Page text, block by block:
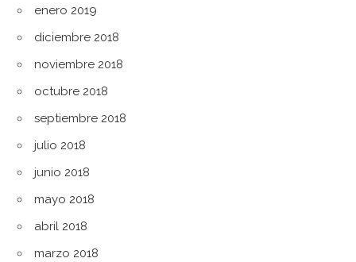
enero 2019
diciembre 2018
noviembre 2018
octubre 2018
septiembre 2018
julio 2018
junio 2018
mayo 2018
abril 2018
marzo 2018